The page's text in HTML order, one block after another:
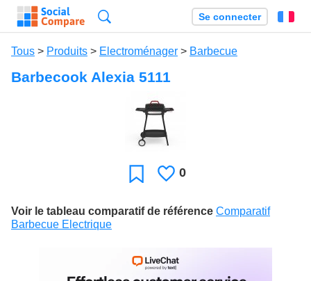
Se connecter
Tous > Produits > Electroménager > Barbecue
Barbecook Alexia 5111
Favori J'aime
0
Voir le tableau comparatif de référence Comparatif
Barbecue Electrique